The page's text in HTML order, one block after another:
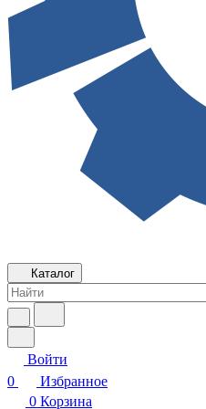
Каталог
Войти
0
Избранное
0 Корзина